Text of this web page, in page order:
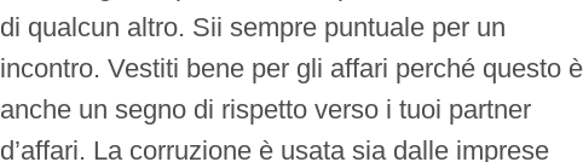
di qualcun altro. Sii sempre puntuale per un
incontro. Vestiti bene per gli affari perché questo è
anche un segno di rispetto verso i tuoi partner
d’affari. La corruzione è usata sia dalle imprese